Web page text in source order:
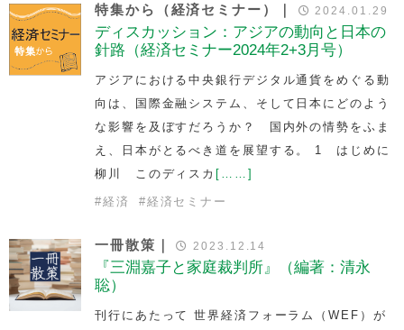
特集から（経済セミナー）｜ 2024.01.29
ディスカッション：アジアの動向と日本の
針路（経済セミナー2024年2+3月号）
アジアにおける中央銀行デジタル通貨をめぐる動
向は、国際金融システム、そして日本にどのよう
な影響を及ぼすだろうか？ 国内外の情勢をふま
え、日本がとるべき道を展望する。 1 はじめに
柳川 このディスカ [……]
#経済 #経済セミナー
一冊散策｜ 2023.12.14
『三淵嘉子と家庭裁判所』（編著：清永
聡）
刊行にあたって 世界経済フォーラム（WEF）が